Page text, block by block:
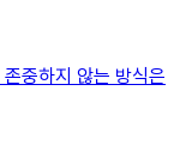
중하지 않는 방식은